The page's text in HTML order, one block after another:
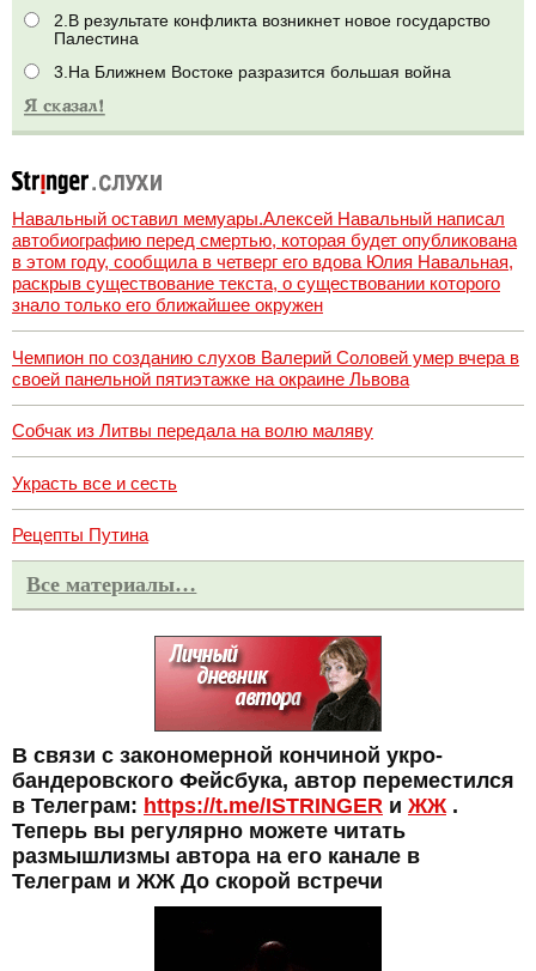
2.В результате конфликта возникнет новое государство
Палестина
3.На Ближнем Востоке разразится большая война
Навальный оставил мемуары.Алексей Навальный написал
автобиографию перед смертью, которая будет опубликована
в этом году, сообщила в четверг его вдова Юлия Навальная,
раскрыв существование текста, о существовании которого
знало только его ближайшее окружен
Чемпион по созданию слухов Валерий Соловей умер вчера в
своей панельной пятиэтажке на окраине Львова
Собчак из Литвы передала на волю маляву
Украсть все и сесть
Рецепты Путина
Все материалы…
В связи с закономерной кончиной укро-
бандеровского Фейсбука, автор переместился
в Телеграм: https://t.me/ISTRINGER и ЖЖ .
Теперь вы регулярно можете читать
размышлизмы автора на его канале в
Телеграм и ЖЖ До скорой встречи